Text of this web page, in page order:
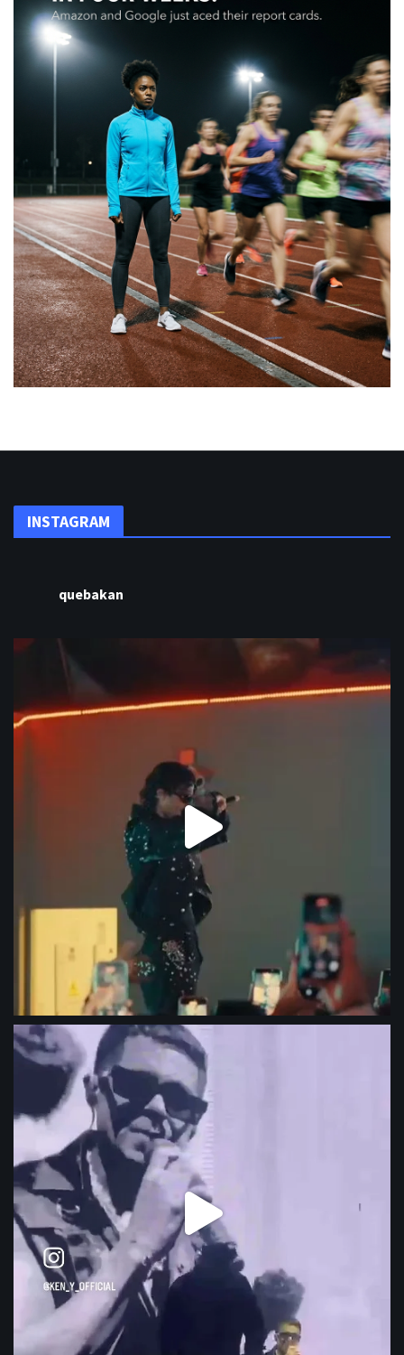
INSTAGRAM
quebakan